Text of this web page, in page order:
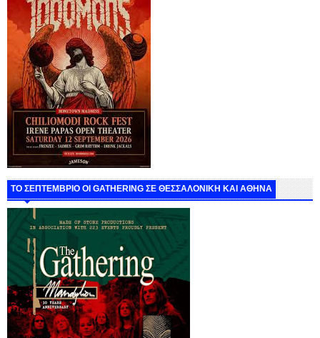
ΤΟ ΣΕΠΤΕΜΒΡΙΟ ΟΙ GATHERING ΣΕ ΘΕΣΣΑΛΟΝΙΚΗ ΚΑΙ ΑΘΗΝΑ